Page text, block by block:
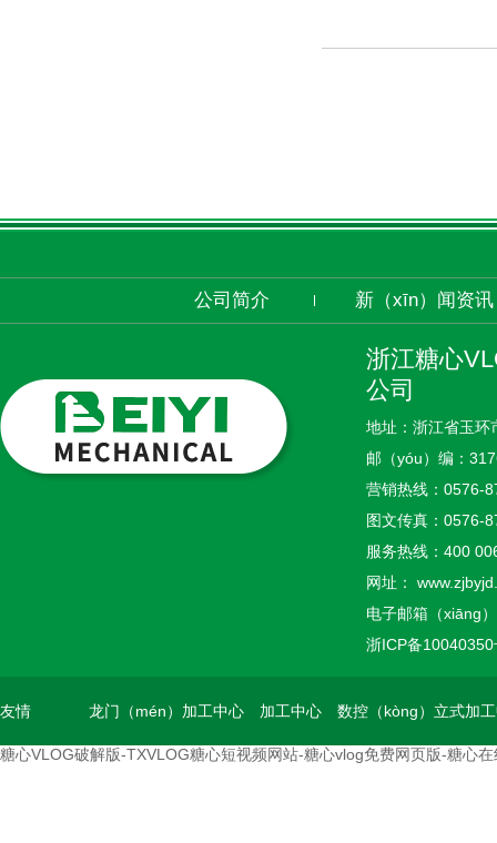
公司简介 新（xīn）闻资讯
浙江糖心
公司
地址：浙江省玉环
邮（yóu）编：
营销热线： 0576-
图文传真： 0576-
服务热线： 400
网址：
电子邮箱（xiāng
浙ICP备10040350
友情 龙门（mén）加工中心 加工中心 数控（kòng）立式加
糖心VLOG破解版-TXVLOG糖心短视频网站-糖心vlog免费网页版-糖心